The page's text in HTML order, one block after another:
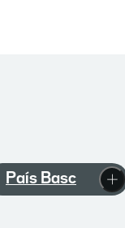
País Basc